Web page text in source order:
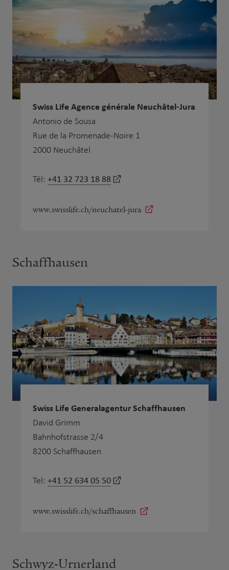
Swiss Life Agence générale Neuchâtel-Jura
Antonio de Sousa
Rue de la Promenade-Noire 1
2000 Neuchâtel
Tél: +41 32 723 18 88
www.swisslife.ch/neuchatel-jura
Schaffhausen
Swiss Life Generalagentur Schaffhausen
David Grimm
Bahnhofstrasse 2/4
8200 Schaffhausen
Tel: +41 52 634 05 50
www.swisslife.ch/schaffhausen
Schwyz-Urnerland